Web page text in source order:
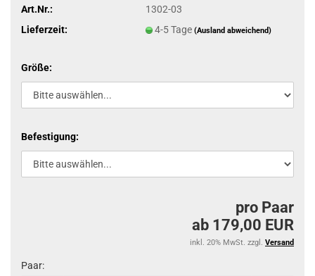
Art.Nr.:
1302-03
Lieferzeit:
4-5 Tage (Ausland abweichend)
Größe:
Befestigung:
pro Paar
ab 179,00 EUR
inkl. 20% MwSt. zzgl. Versand
Paar: